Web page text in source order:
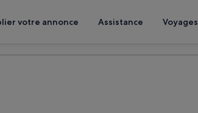
votre annonce Assistance Voyages